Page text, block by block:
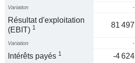
Variation -
Résultat d'exploitation
(EBIT) 1 81 497
Variation -
Intérêts payés 1 -4 624